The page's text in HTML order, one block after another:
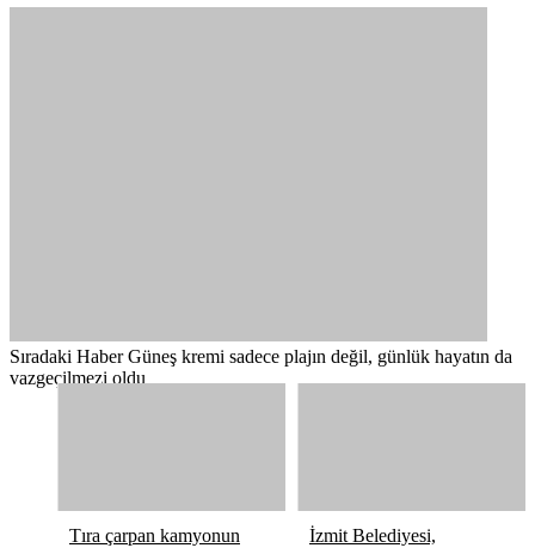
Sıradaki Haber Güneş kremi sadece plajın değil, günlük hayatın da
vazgeçilmezi oldu
Tıra çarpan kamyonun
İzmit Belediyesi,